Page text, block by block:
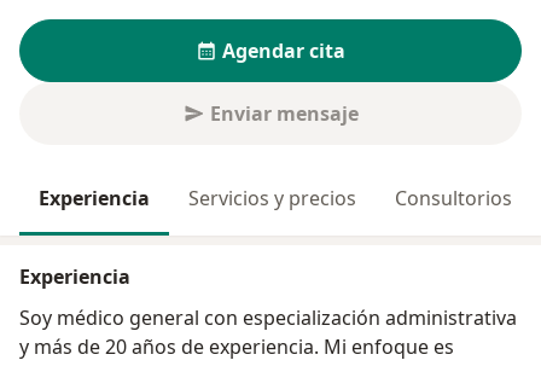
Agendar cita
Enviar mensaje
Experiencia Servicios y precios Consultorios
Experiencia
Soy médico general con especialización administrativa
y más de 20 años de experiencia. Mi enfoque es